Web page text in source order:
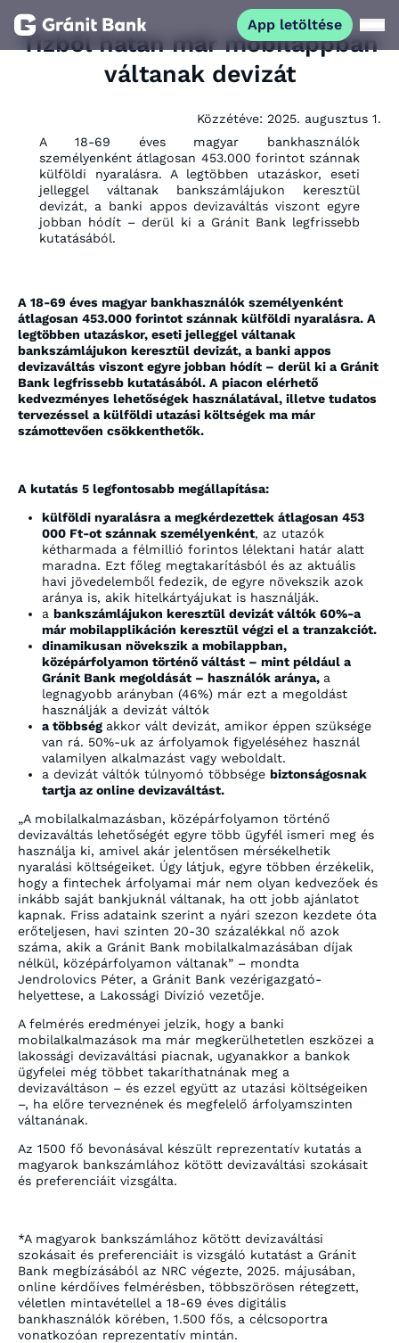
App letöltése
Magánszemélyeknek
Vállalkozásoknak
Fiataloknak
Befektetőknek
Kapcsolat
Netbank App letöltése
Tízből hatan már mobilappban
váltanak devizát
Közzétéve: 2025. augusztus 1.
A 18-69 éves magyar bankhasználók
személyenként átlagosan 453.000 forintot szánnak
külföldi nyaralásra. A legtöbben utazáskor, eseti
jelleggel váltanak bankszámlájukon keresztül
devizát, a banki appos devizaváltás viszont egyre
jobban hódít – derül ki a Gránit Bank legfrissebb
kutatásából.
A 18-69 éves magyar bankhasználók személyenként
átlagosan 453.000 forintot szánnak külföldi nyaralásra. A
legtöbben utazáskor, eseti jelleggel váltanak
bankszámlájukon keresztül devizát, a banki appos
devizaváltás viszont egyre jobban hódít – derül ki a Gránit
Bank legfrissebb kutatásából. A piacon elérhető
kedvezményes lehetőségek használatával, illetve tudatos
tervezéssel a külföldi utazási költségek ma már
számottevően csökkenthetők.
A kutatás 5 legfontosabb megállapítása:
külföldi nyaralásra a megkérdezettek átlagosan 453
000 Ft-ot szánnak személyenként, az utazók
kétharmada a félmillió forintos lélektani határ alatt
maradna. Ezt főleg megtakarításból és az aktuális
havi jövedelemből fedezik, de egyre növekszik azok
aránya is, akik hitelkártyájukat is használják.
a bankszámlájukon keresztül devizát váltók 60%-a
már mobilapplikáción keresztül végzi el a tranzakciót.
dinamikusan növekszik a mobilappban,
középárfolyamon történő váltást – mint például a
Gránit Bank megoldását – használók aránya, a
legnagyobb arányban (46%) már ezt a megoldást
használják a devizát váltók
a többség akkor vált devizát, amikor éppen szüksége
van rá. 50%-uk az árfolyamok figyeléséhez használ
valamilyen alkalmazást vagy weboldalt.
a devizát váltók túlnyomó többsége biztonságosnak
tartja az online devizaváltást.
„A mobilalkalmazásban, középárfolyamon történő
devizaváltás lehetőségét egyre több ügyfél ismeri meg és
használja ki, amivel akár jelentősen mérsékelhetik
nyaralási költségeiket. Úgy látjuk, egyre többen érzékelik,
hogy a fintechek árfolyamai már nem olyan kedvezőek és
inkább saját bankjuknál váltanak, ha ott jobb ajánlatot
kapnak. Friss adataink szerint a nyári szezon kezdete óta
erőteljesen, havi szinten 20-30 százalékkal nő azok
száma, akik a Gránit Bank mobilalkalmazásában díjak
nélkül, középárfolyamon váltanak” – mondta
Jendrolovics Péter, a Gránit Bank vezérigazgató-
helyettese, a Lakossági Divízió vezetője.
A felmérés eredményei jelzik, hogy a banki
mobilalkalmazások ma már megkerülhetetlen eszközei a
lakossági devizaváltási piacnak, ugyanakkor a bankok
ügyfelei még többet takaríthatnának meg a
devizaváltáson – és ezzel együtt az utazási költségeiken
–, ha előre terveznének és megfelelő árfolyamszinten
váltanának.
Az 1500 fő bevonásával készült reprezentatív kutatás a
magyarok bankszámlához kötött devizaváltási szokásait
és preferenciáit vizsgálta.
*A magyarok bankszámlához kötött devizaváltási
szokásait és preferenciáit is vizsgáló kutatást a Gránit
Bank megbízásából az NRC végezte, 2025. májusában,
online kérdőíves felmérésben, többszörösen rétegzett,
véletlen mintavétellel a 18-69 éves digitális
bankhasználók körében, 1.500 fős, a célcsoportra
vonatkozóan reprezentatív mintán.